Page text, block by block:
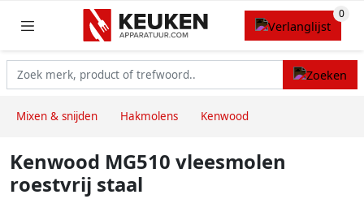
Mixen & snijden Hakmolens Kenwood
Kenwood MG510 vleesmolen
roestvrij staal